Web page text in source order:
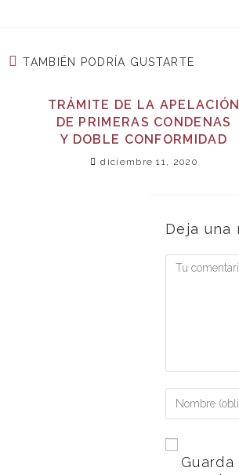
TAMBIÉN PODRÍA GUSTARTE
TRÁMITE DE LA APELACIÓN
DE PRIMERAS CONDENAS
Y DOBLE CONFORMIDAD
diciembre 11, 2020
Deja una